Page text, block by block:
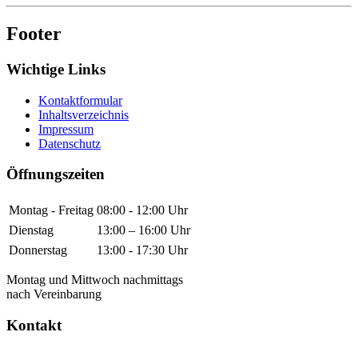
Footer
Wichtige Links
Kontaktformular
Inhaltsverzeichnis
Impressum
Datenschutz
Öffnungszeiten
Montag - Freitag 08:00 - 12:00 Uhr
Dienstag
13:00 – 16:00 Uhr
Donnerstag
13:00 - 17:30 Uhr
Montag und Mittwoch nachmittags
nach Vereinbarung
Kontakt